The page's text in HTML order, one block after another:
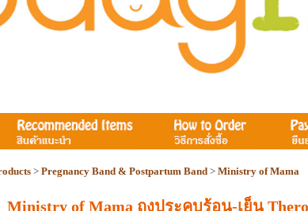
>Pregnancy Band & Postpartum Band >Ministry of Mama
Ministry of Mama ถุงประคบร้อน-เย็น